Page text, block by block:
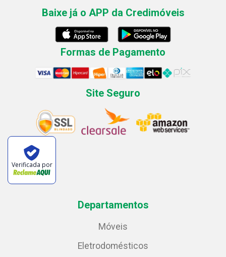
Baixe já o APP da Credimóveis
Formas de Pagamento
Site Seguro
Verificada por
Departamentos
Móveis
Eletrodomésticos